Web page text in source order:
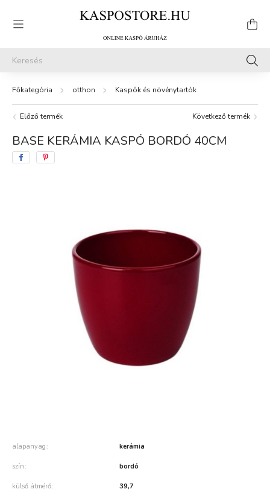
otthon Kaspók és növénytartók
Előző termék Következő termék
BASE KERÁMIA KASPÓ BORDÓ 40CM
alapanyag kerámia
szín bordó
külső átmérő 39,7